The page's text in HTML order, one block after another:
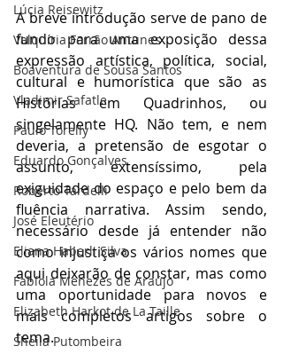
Lúcia Reisewitz
Valquíria Ferrão Antunes
Boaventura de Sousa Santos
Vladimir Safatle
Paulo Torelly
Eduardo Gonçalves
Roberto Tardelli
José Eleutério
Eliana Haberli Silva
Fabíola Menezes de Araújo
Elizabeth Harkot de La Taille
Sheila Putombeira
A breve introdução serve de pano de
fundo para uma exposição dessa
expressão artística, política, social,
cultural e humorística que são as
Histórias em Quadrinhos, ou
singelamente HQ. Não tem, e nem
deveria, a pretensão de esgotar o
assunto, extensíssimo, pela
exiguidade do espaço e pelo bem da
fluência narrativa. Assim sendo,
necessário desde já entender não
como injustiça os vários nomes que
aqui deixarão de constar, mas como
uma oportunidade para novos e
mais completos artigos sobre o
tema.